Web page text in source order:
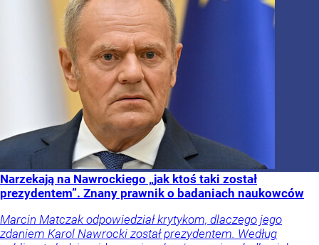
Narzekają na Nawrockiego „jak ktoś taki został
prezydentem”. Znany prawnik o badaniach naukowców
Marcin Matczak odpowiedział krytykom, dlaczego jego
zdaniem Karol Nawrocki został prezydentem. Według